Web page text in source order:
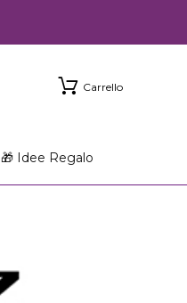
Carrello
🎁 Idee Regalo